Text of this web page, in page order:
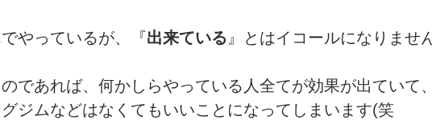
やっているが、『出来ている 』とはイコールになりませ
であれば、何かしらやっている人全てが効果が出ていて
ジムなどはなくてもいいことになってしまいます(笑